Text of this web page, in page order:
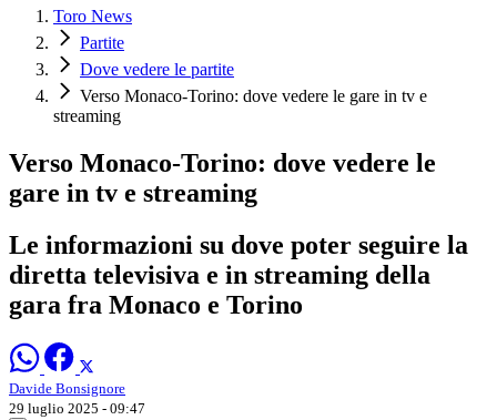
Toro News
Partite
Dove vedere le partite
Verso Monaco-Torino: dove vedere le gare in tv e
streaming
Verso Monaco-Torino: dove vedere le
gare in tv e streaming
Le informazioni su dove poter seguire la
diretta televisiva e in streaming della
gara fra Monaco e Torino
Davide Bonsignore
29 luglio 2025 - 09:47